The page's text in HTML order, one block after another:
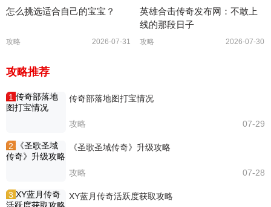
怎么挑选适合自己的宝宝？
攻略 2026-07-31
英雄合击传奇发布网：不敢上
线的那段日子
攻略 2026-07-30
攻略推荐
1 传奇部落地图打宝情况
攻略 07-29
2 《圣歌圣域传奇》升级攻略
攻略 07-28
3 XY蓝月传奇活跃度获取攻略